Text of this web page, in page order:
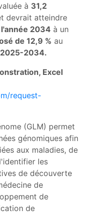
à 31,2
devrait atteindre
2034 à un
de 12,9 % au
2034.
Excel
request-
(GLM) permet
génomiques afin
aux maladies, de
les
de découverte
de
de
de